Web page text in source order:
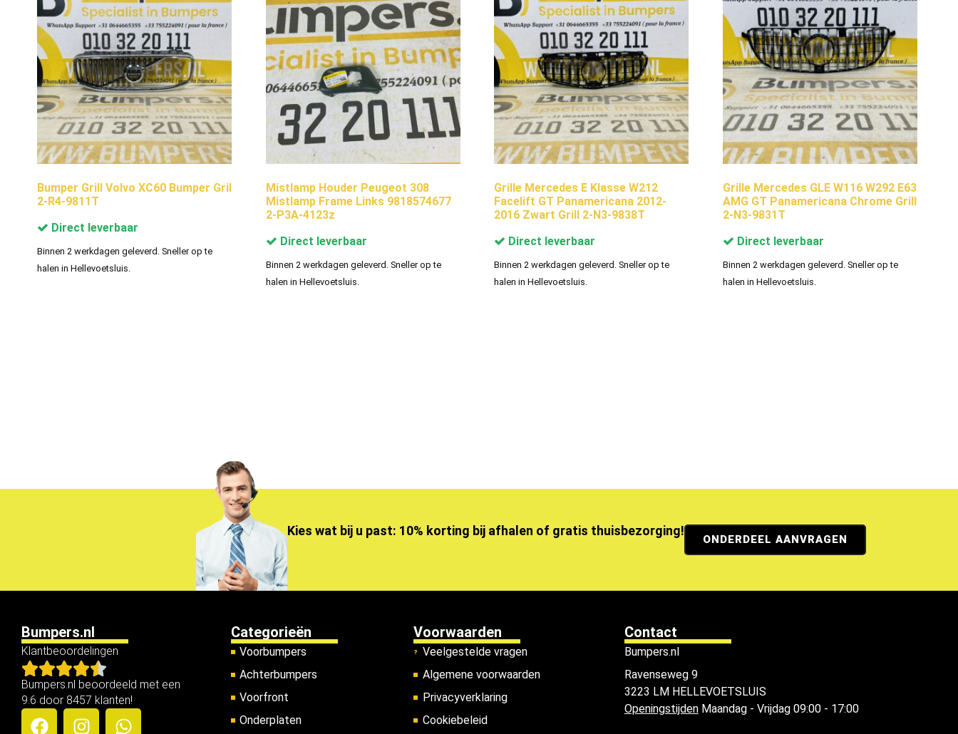
Bumper Grill Volvo XC60 Bumper Gril
2-R4-9811T
Direct leverbaar
Binnen 2 werkdagen geleverd. Sneller op te
halen in Hellevoetsluis.
Mistlamp Houder Peugeot 308
Mistlamp Frame Links 9818574677
2-P3A-4123z
Direct leverbaar
Binnen 2 werkdagen geleverd. Sneller op te
halen in Hellevoetsluis.
Grille Mercedes E Klasse W212
Facelift GT Panamericana 2012-
2016 Zwart Grill 2-N3-9838T
Direct leverbaar
Binnen 2 werkdagen geleverd. Sneller op te
halen in Hellevoetsluis.
Grille Mercedes GLE W116 W292 E63
AMG GT Panamericana Chrome Grill
2-N3-9831T
Direct leverbaar
Binnen 2 werkdagen geleverd. Sneller op te
halen in Hellevoetsluis.
Kies wat bij u past: 10% korting bij afhalen of gratis thuisbezorging!
ONDERDEEL AANVRAGEN
Bumpers.nl
Klantbeoordelingen
Bumpers.nl beoordeeld met een
9.6 door 8457 klanten!
Categorieën
Voorbumpers
Achterbumpers
Voorfront
Onderplaten
Voorwaarden
Veelgestelde vragen
Algemene voorwaarden
Privacyverklaring
Cookiebeleid
Contact
Bumpers.nl
Ravenseweg 9
3223 LM HELLEVOETSLUIS
OpeningstijdenMaandag - Vrijdag 09:00 - 17:00